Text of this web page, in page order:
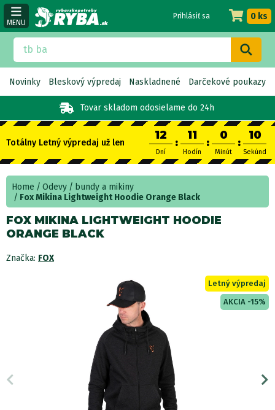
MENU
Tovar skladom odosielame do 24h
Prihlásiť sa 0 ks
Novinky Bleskový výpredaj Naskladnené Darčekové poukazy
Totálny Letný výpredaj už len
12
Dní
:
11
Hodín
:
0
Minút
:
10
Sekúnd
Home Odevy
bundy a mikiny
Fox Mikina Lightweight Hoodie Orange Black
FOX MIKINA LIGHTWEIGHT HOODIE
ORANGE BLACK
Značka: FOX
Letný výpredaj
AKCIA -15%